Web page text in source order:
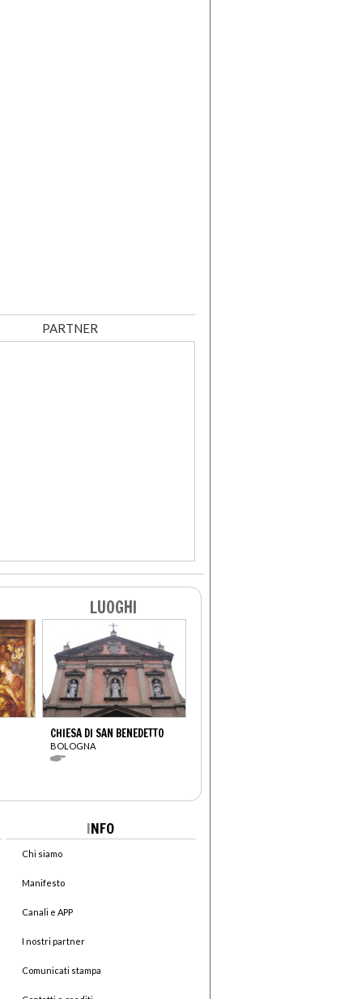
PARTNER
LUOGHI
CHIESA DI SAN BENEDETTO
BOLOGNA
INFO
Chi siamo
Manifesto
Canali e APP
I nostri partner
Comunicati stampa